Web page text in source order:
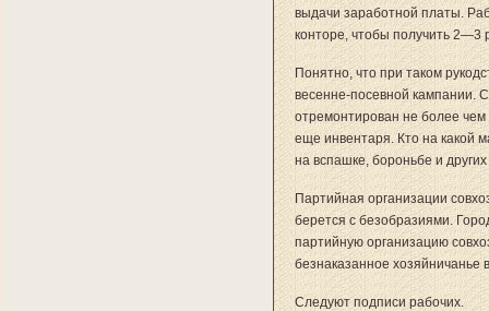
выдачи заработной платы.
конторе, чтобы получить 2—3
Понятно, что при таком
весенне-посевной кампании.
отремонтирован не более
еще инвентаря. Кто на какой
на вспашке, бороньбе и
Партийная организации
берется с безобразиями.
партийную организацию
безнаказанное хозяйничанье
Следуют подписи рабочих.